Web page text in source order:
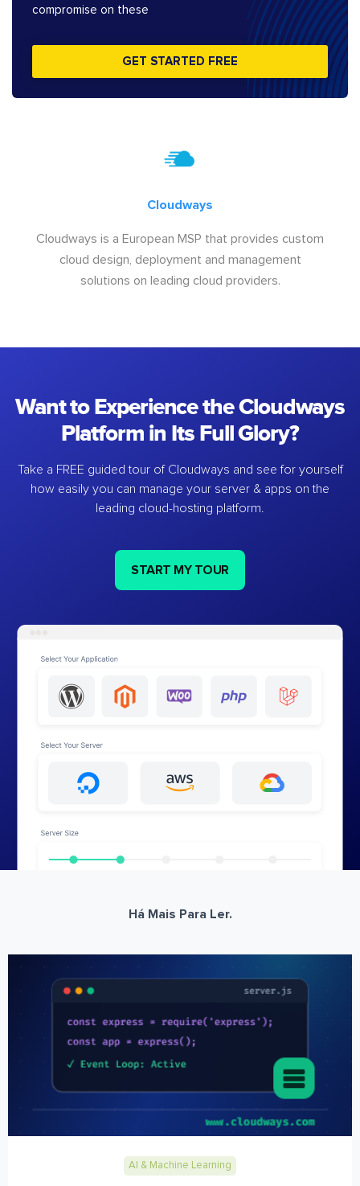
compromise on these
GET STARTED FREE
Cloudways
Cloudways is a European MSP that provides custom
cloud design, deployment and management
solutions on leading cloud providers.
Want to Experience the Cloudways
Platform in Its Full Glory?
Take a FREE guided tour of Cloudways and see for yourself
how easily you can manage your server & apps on the
leading cloud-hosting platform.
START MY TOUR
Há Mais Para Ler.
AI & Machine Learning